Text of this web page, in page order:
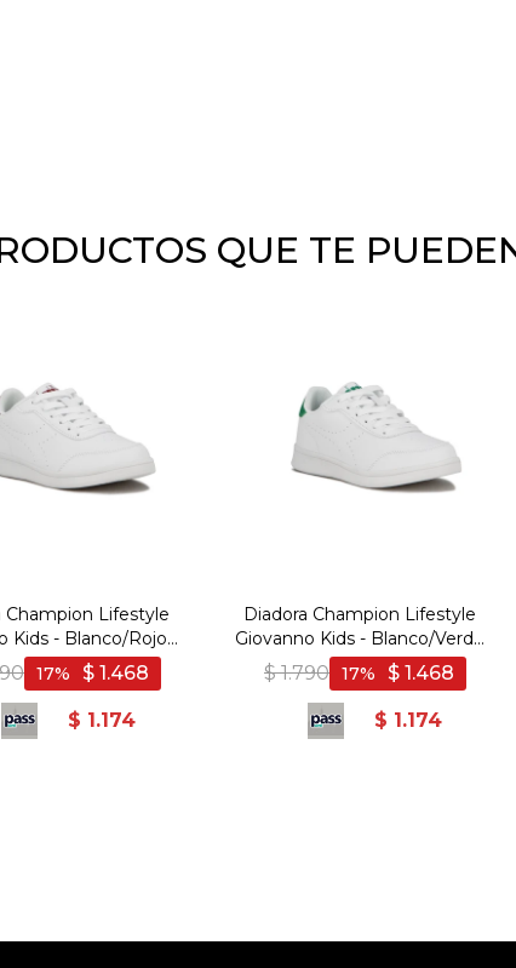
QUE TE
Champion Lifestyle
Kids - Blanco/Rojo -
Blanco-Rojo
$ 1.468
17
$ 1.174
Diadora Champion Lifestyle
Giovanno Kids - Blanco/Verde
- Blanco-Verde
$ 1.790 $ 1.468
17
$ 1.174